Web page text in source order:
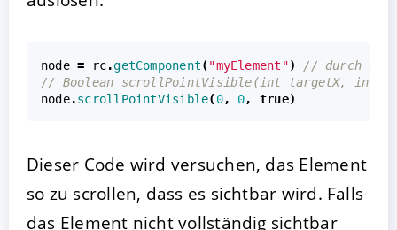
node = rc.getComponent("myElement")
// durch die
// Boolean scrollPointVisible(int targetX, int
node.scrollPointVisible(0, 0, true)
Dieser Code wird versuchen, das Element
so zu scrollen, dass es sichtbar wird. Falls
das Element nicht vollständig sichtbar